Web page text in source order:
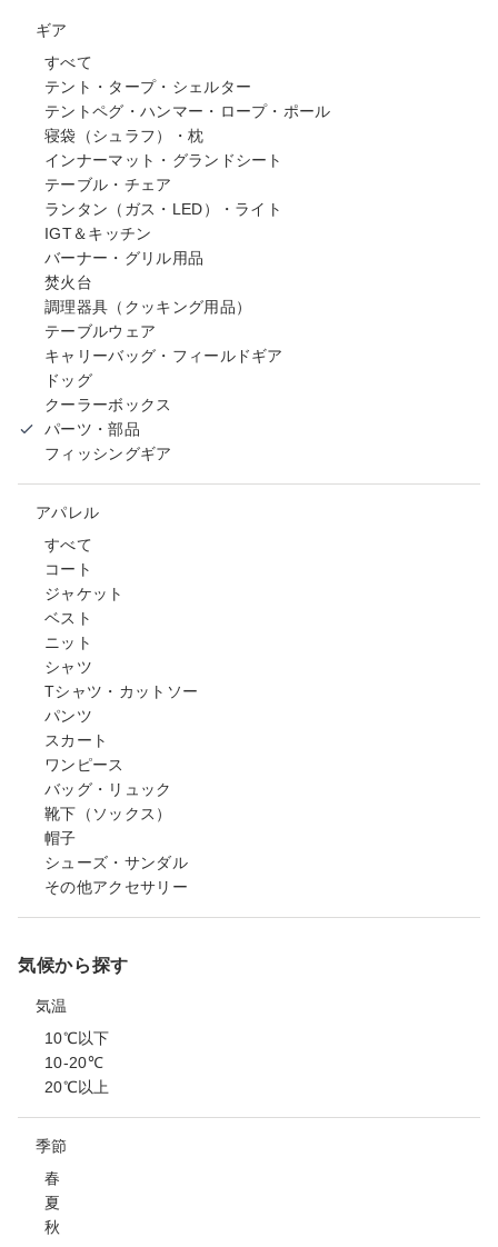
ギア
すべて
テント・タープ・シェルター
テントペグ・ハンマー・ロープ・ポール
寝袋（シュラフ）・枕
インナーマット・グランドシート
テーブル・チェア
ランタン（ガス・LED）・ライト
IGT＆キッチン
バーナー・グリル用品
焚火台
調理器具（クッキング用品）
テーブルウェア
キャリーバッグ・フィールドギア
ドッグ
クーラーボックス
パーツ・部品
フィッシングギア
アパレル
すべて
コート
ジャケット
ベスト
ニット
シャツ
Tシャツ・カットソー
パンツ
スカート
ワンピース
バッグ・リュック
靴下（ソックス）
帽子
シューズ・サンダル
その他アクセサリー
気候から探す
気温
10℃以下
10-20℃
20℃以上
季節
春
夏
秋